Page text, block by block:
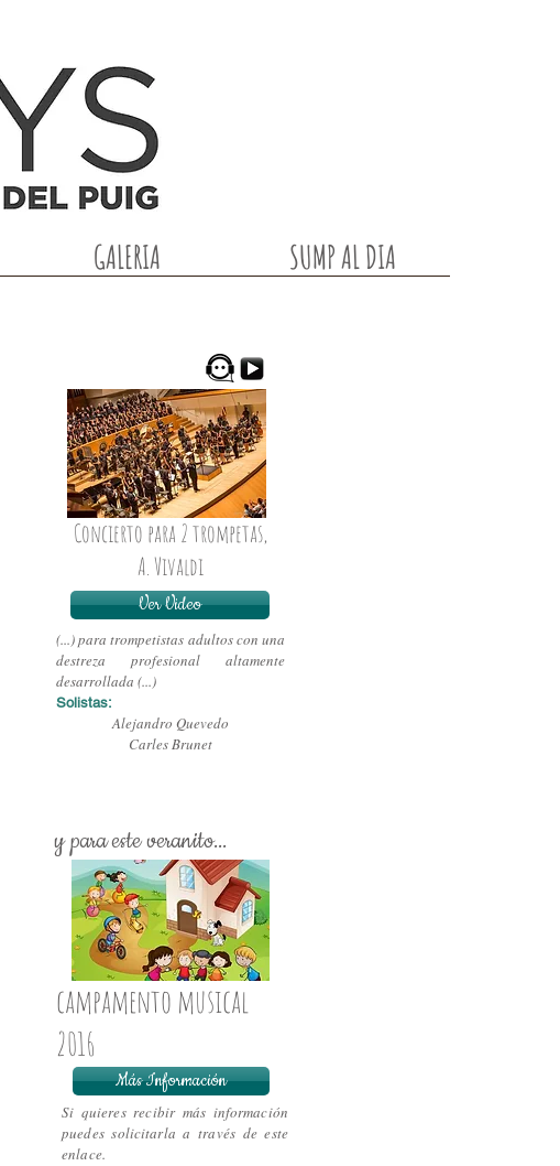
GALERIA SUMP AL DIA
Concierto para 2 trompetas,
A. Vivaldi
Ver Video
(...) para trompetistas adultos con una
destreza profesional altamente
desarrollada (...)
Solistas:
Alejandro Quevedo
Carles Brunet
y para este veranito...
campamento musical
2016
Más Información
Si quieres recibir más información
puedes solicitarla a través de este
enlace.